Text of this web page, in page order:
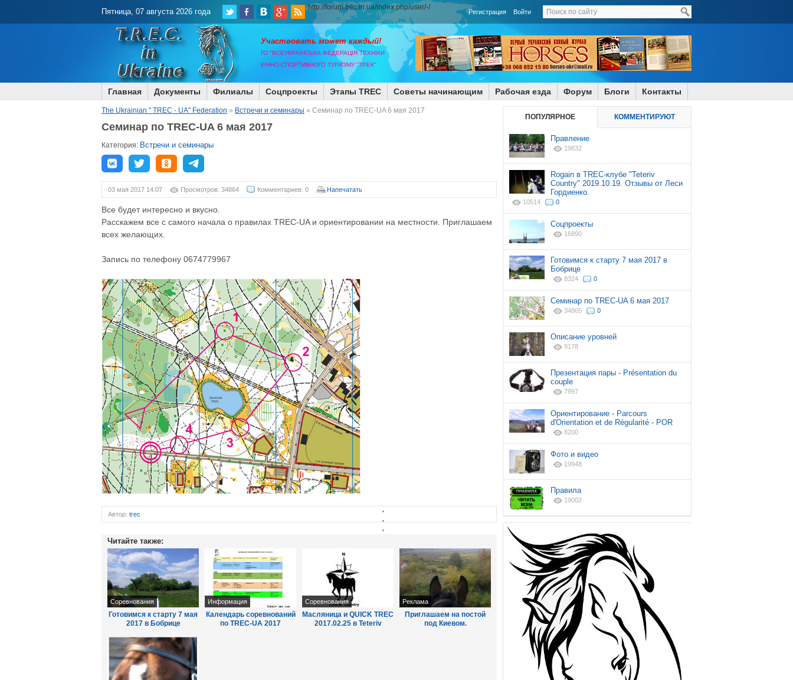
Пятница, 07 августа 2026 года Регистрация Войти
http://forum.trec.in.ua/index.php/user/-/
Участвовать может каждый!
ГО "ВСЕУКРАЇНСЬКА ФЕДЕРАЦІЯ ТЕХНІКИ
КІННО-СПОРТИВНОГО ТУРИЗМУ "ТРЕК"
Главная Документы Филиалы Соцпроекты Этапы TREC Советы начинающим Рабочая езда Форум Блоги Контакты
ПОПУЛЯРНОЕ КОММЕНТИРУЮТ
Правление
19832
Rogain в TREC-клубе "Teteriv
Country" 2019.10.19. Отзывы от Леси
Гордиенко.
10514 0
Соцпроекты
16890
Готовимся к старту 7 мая 2017 в
Бобрице
8324 0
Cеминар по TREC-UA 6 мая 2017
34865 0
Описание уровней
9178
Презентация пары - Présentation du
couple
7997
Ориентирование - Parcours
d'Orientation et de Régularité - POR
8200
Фото и видео
19948
Правила
19002
The Ukrainian " TREC - UA" Federation » Встречи и семинары » Cеминар по TREC-UA 6 мая 2017
Cеминар по TREC-UA 6 мая 2017
Категория: Встречи и семинары
03 мая 2017 14:07 Просмотров: 34864 Комментариев: 0 Напечатать
Все будет интересно и вкусно.
Расскажем все с самого начала о правилах TREC-UA и ориентировании на местности. Приглашаем
всех желающих.
Запись по телефону 0674779967
Автор: trec
Читайте также:
Готовимся к старту 7 мая
2017 в Бобрице
Соревнования
Календарь соревнований
по TREC-UA 2017
Информация
Масляница и QUICK TREC
2017.02.25 в Teteriv
Соревнования
Приглашаем на постой
под Киевом.
Реклама